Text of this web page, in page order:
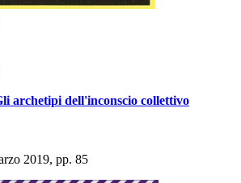
archetipi dell'inconscio collettivo
2019, pp. 85